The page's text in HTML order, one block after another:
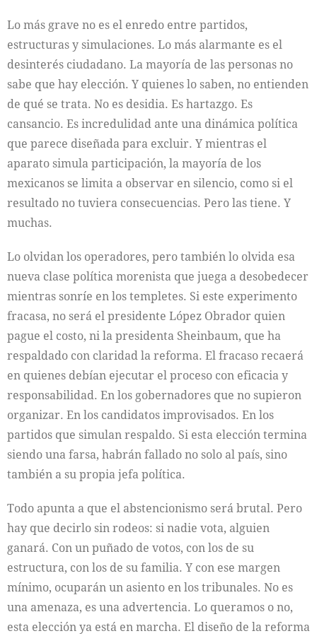
Lo más grave no es el enredo entre partidos,
estructuras y simulaciones. Lo más alarmante es el
desinterés ciudadano. La mayoría de las personas no
sabe que hay elección. Y quienes lo saben, no entienden
de qué se trata. No es desidia. Es hartazgo. Es
cansancio. Es incredulidad ante una dinámica política
que parece diseñada para excluir. Y mientras el
aparato simula participación, la mayoría de los
mexicanos se limita a observar en silencio, como si el
resultado no tuviera consecuencias. Pero las tiene. Y
muchas.
Lo olvidan los operadores, pero también lo olvida esa
nueva clase política morenista que juega a desobedecer
mientras sonríe en los templetes. Si este experimento
fracasa, no será el presidente López Obrador quien
pague el costo, ni la presidenta Sheinbaum, que ha
respaldado con claridad la reforma. El fracaso recaerá
en quienes debían ejecutar el proceso con eficacia y
responsabilidad. En los gobernadores que no supieron
organizar. En los candidatos improvisados. En los
partidos que simulan respaldo. Si esta elección termina
siendo una farsa, habrán fallado no solo al país, sino
también a su propia jefa política.
Todo apunta a que el abstencionismo será brutal. Pero
hay que decirlo sin rodeos: si nadie vota, alguien
ganará. Con un puñado de votos, con los de su
estructura, con los de su familia. Y con ese margen
mínimo, ocuparán un asiento en los tribunales. No es
una amenaza, es una advertencia. Lo queramos o no,
esta elección ya está en marcha. El diseño de la reforma